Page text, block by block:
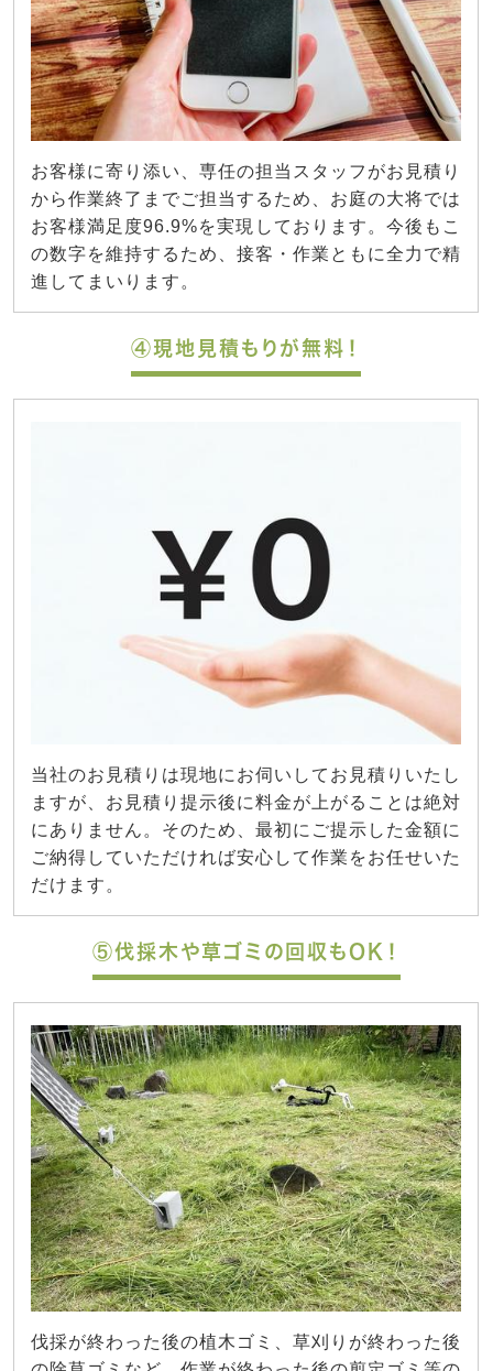
お客様に寄り添い、専任の担当スタッフがお見積り
から作業終了までご担当するため、お庭の大将では
お客様満足度96.9%を実現しております。今後もこ
の数字を維持するため、接客・作業ともに全力で精
進してまいります。
④現地見積もりが無料！
当社のお見積りは現地にお伺いしてお見積りいたし
ますが、お見積り提示後に料金が上がることは絶対
にありません。そのため、最初にご提示した金額に
ご納得していただければ安心して作業をお任せいた
だけます。
⑤伐採木や草ゴミの回収もOK！
伐採が終わった後の植木ゴミ、草刈りが終わった後